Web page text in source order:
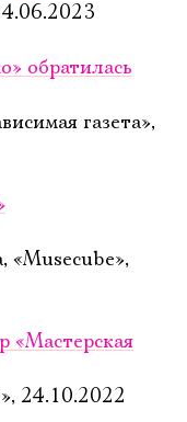
обратилась
газета»,
«Мастерская
24.10.2022